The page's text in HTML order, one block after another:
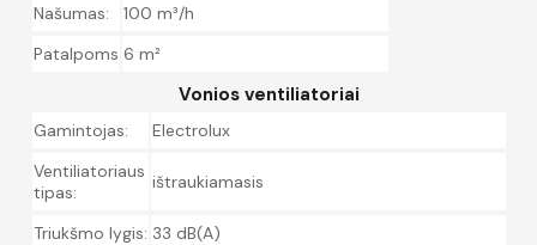
Našumas:
100 m³/h
Patalpoms 6 m²
Vonios ventiliatoriai
Gamintojas:
Electrolux
Ventiliatoriaus
tipas:
ištraukiamasis
Triukšmo lygis: 33 dB(A)